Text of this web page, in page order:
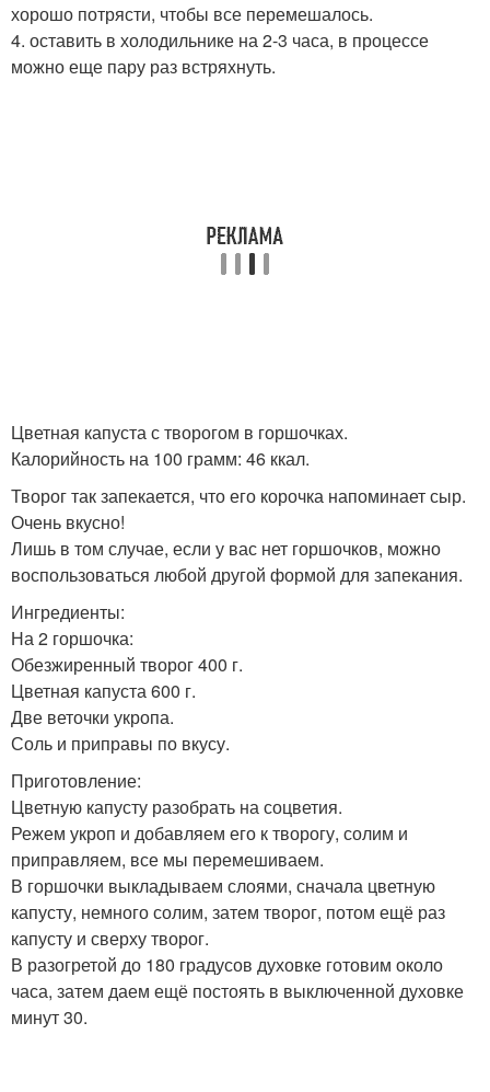
хорошо потрясти, чтобы все перемешалось.
4. оставить в холодильнике на 2-3 часа, в процессе
можно еще пару раз встряхнуть.
Цветная капуста с творогом в горшочках.
Калорийность на 100 грамм: 46 ккал.
Творог так запекается, что его корочка напоминает сыр.
Очень вкусно!
Лишь в том случае, если у вас нет горшочков, можно
воспользоваться любой другой формой для запекания.
Ингредиенты:
На 2 горшочка:
Обезжиренный творог 400 г.
Цветная капуста 600 г.
Две веточки укропа.
Соль и приправы по вкусу.
Приготовление:
Цветную капусту разобрать на соцветия.
Режем укроп и добавляем его к творогу, солим и
приправляем, все мы перемешиваем.
В горшочки выкладываем слоями, сначала цветную
капусту, немного солим, затем творог, потом ещё раз
капусту и сверху творог.
В разогретой до 180 градусов духовке готовим около
часа, затем даем ещё постоять в выключенной духовке
минут 30.